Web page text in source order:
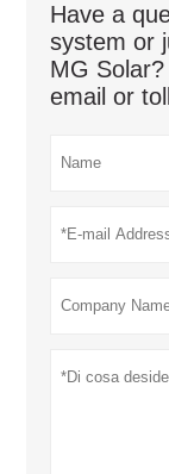
Have a
system or
MG
email or